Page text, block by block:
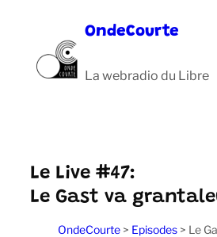
contenu
OndeCourte
La webradio du Libre
Le Live #47:
Le Gast va
OndeCourte > Episodes > Le